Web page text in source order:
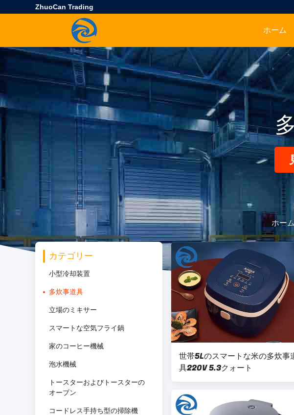
ZhuoCan Trading
ホーム
ホー
カテゴリー
小型冷却装置
多炊事道具
立場のミキサー
スマートな空気フライ鍋
家のコーヒー機械
泡水機械
トースターおよびトースターの
オーブン
コードレス手持ち型の掃除機
世帯5Lのスマートな米の多炊事
具220V 5.3クォート